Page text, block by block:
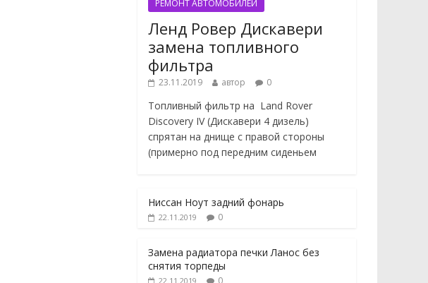
РЕМОНТ АВТОМОБИЛЕЙ
Ленд Ровер Дискавери
замена топливного
фильтра
23.11.2019 автор 0
Топливный фильтр на Land Rover
Discovery IV (Дискавери 4 дизель)
спрятан на днище с правой стороны
(примерно под передним сиденьем
Ниссан Ноут задний фонарь
22.11.2019 0
Замена радиатора печки Ланос без
снятия торпеды
22.11.2019 0